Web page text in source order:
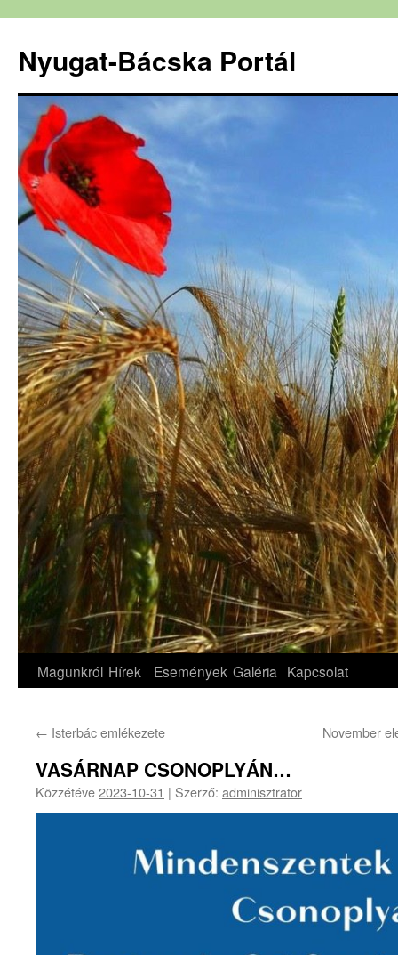
Nyugat-Bácska Portál
Magunkról Hírek Események Galéria Kapcsolat
← Isterbác emlékezete November
VASÁRNAP CSONOPLYÁN…
Közzétéve2023-10-31 | Szerző: adminisztrator